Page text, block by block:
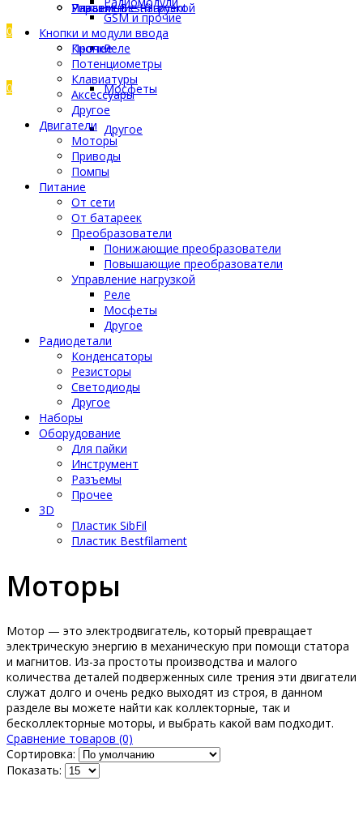
0
0
Управление нагрузкой
Реле
Мосфеты
Другое
Разъемы
Прочее
Пластик Bestfilament
GSM и прочие
Кнопки и модули ввода
Кнопки
Потенциометры
Клавиатуры
Аксессуары
Другое
Двигатели
Моторы
Приводы
Помпы
Питание
От сети
От батареек
Преобразователи
Понижающие преобразователи
Повышающие преобразователи
Управление нагрузкой
Реле
Мосфеты
Другое
Радиодетали
Конденсаторы
Резисторы
Светодиоды
Другое
Наборы
Оборудование
Для пайки
Инструмент
Разъемы
Прочее
3D
Пластик SibFil
Пластик Bestfilament
Моторы
Мотор — это электродвигатель, который превращает
электрическую энергию в механическую при помощи статора
и магнитов. Из-за простоты производства и малого
количества деталей подверженных силе трения эти двигатели
служат долго и очень редко выходят из строя, в данном
разделе вы можете найти как коллекторные, так и
бесколлекторные моторы, и выбрать какой вам подходит.
Сравнение товаров (0)
Сортировка:
Показать: